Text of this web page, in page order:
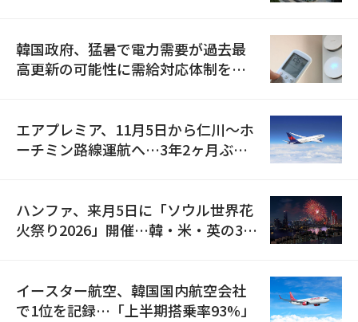
韓国政府、猛暑で電力需要が過去最
高更新の可能性に需給対応体制を点
エアプレミア、11月5日から仁川〜ホ
ーチミン路線運航へ…3年2ヶ月ぶり
ハンファ、来月5日に「ソウル世界花
火祭り2026」開催…韓・米・英の3カ
イースター航空、韓国国内航空会社
で1位を記録…「上半期搭乗率93%」